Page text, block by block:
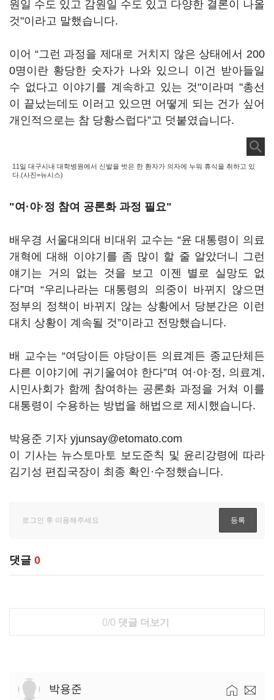
원일 수도 있고 감원일 수도 있고 다양한 결론이 나올
것"이라고 말했습니다.
이어 “그런 과정을 제대로 거치지 않은 상태에서 200
0명이란 황당한 숫자가 나와 있으니 이건 받아들일
수 없다고 이야기를 계속하고 있는 것"이라며 "총선
이 끝났는데도 이러고 있으면 어떻게 되는 건가 싶어
개인적으로는 참 당황스럽다”고 덧붙였습니다.
11일 대구시내 대학병원에서 신발을 벗은 한 환자가 의자에 누워 휴식을 취하고 있
다.(사진=뉴시스)
"여·야·정 참여 공론화 과정 필요"
배우경 서울대의대 비대위 교수는 “윤 대통령이 의료
개혁에 대해 이야기를 좀 많이 할 줄 알았더니 그런
얘기는 거의 없는 것을 보고 이젠 별로 실망도 없
다”며 “우리나라는 대통령의 의중이 바뀌지 않으면
정부의 정책이 바뀌지 않는 상황에서 당분간은 이런
대치 상황이 계속될 것”이라고 전망했습니다.
배 교수는 “여당이든 야당이든 의료계든 종교단체든
다른 이야기에 귀기울여야 한다”며 여·야·정, 의료계,
시민사회가 함께 참여하는 공론화 과정을 거쳐 이를
대통령이 수용하는 방법을 해법으로 제시했습니다.
박용준 기자 yjunsay@etomato.com
이 기사는 뉴스토마토 보도준칙 및 윤리강령에 따라
김기성 편집국장이 최종 확인·수정했습니다.
댓글 0
0/0 댓글 더보기
박용준